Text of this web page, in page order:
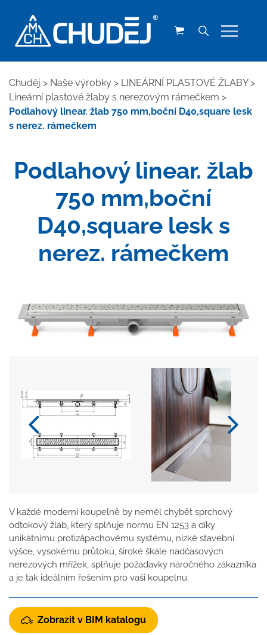
Chuděj > Naše výrobky > LINEÁRNÍ PLASTOVÉ ŽLABY>
Lineární plastové žlaby s nerezovým rámečkem >
Podlahový linear. žlab 750 mm,boční D40,square lesk
s nerez. rámečkem
Podlahový linear. žlab
750 mm,boční
D40,square lesk s
nerez. rámečkem
V každé moderní koupelně by neměl chybět sprchový
odtokový žlab, který splňuje normu EN 1253 a díky
unikátnímu protizápachovému systému, nízké stavební
výšce, vysokému průtoku, široké škále nadčasových
nerezových mřížek, splňuje požadavky náročného zákazníka
a je tak ideálním řešením pro vaši koupelnu.
Zobrazit v BIM katalogu